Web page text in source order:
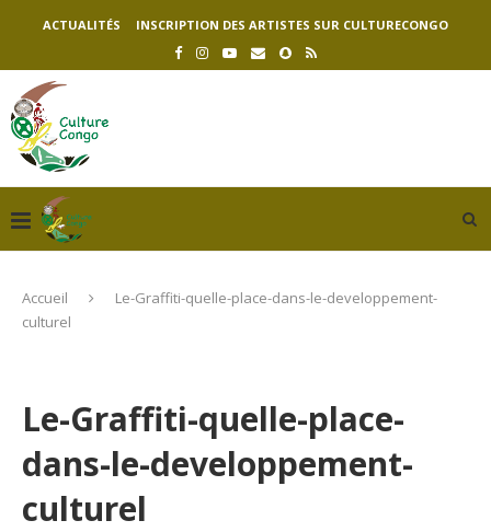
ACTUALITÉS INSCRIPTION DES ARTISTES SUR CULTURECONGO
Accueil
Le-Graffiti-quelle-place-dans-le-developpement-
culturel
Le-Graffiti-quelle-place-
dans-le-developpement-
culturel